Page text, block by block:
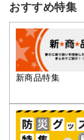
おすすめ特集
新商品特集